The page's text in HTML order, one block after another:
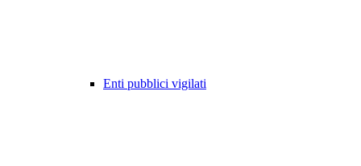
Enti pubblici vigilati